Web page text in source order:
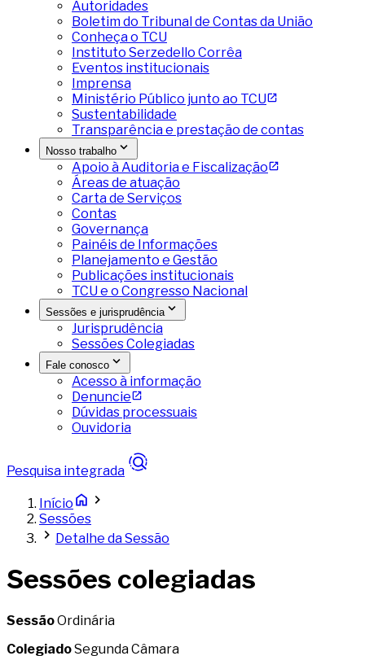
Autoridades
Boletim do Tribunal de Contas da União
Conheça o TCU
Instituto Serzedello Corrêa
Eventos institucionais
Imprensa
Ministério Público junto ao TCU
Sustentabilidade
Transparência e prestação de contas
Nosso trabalho
Apoio à Auditoria e Fiscalização
Áreas de atuação
Carta de Serviços
Contas
Governança
Painéis de Informações
Planejamento e Gestão
Publicações institucionais
TCU e o Congresso Nacional
Sessões e jurisprudência
Jurisprudência
Sessões Colegiadas
Fale conosco
Acesso à informação
Denuncie
Dúvidas processuais
Ouvidoria
Pesquisa integrada
Início
Sessões
Detalhe da Sessão
Sessões colegiadas
SessãoOrdinária
ColegiadoSegunda Câmara